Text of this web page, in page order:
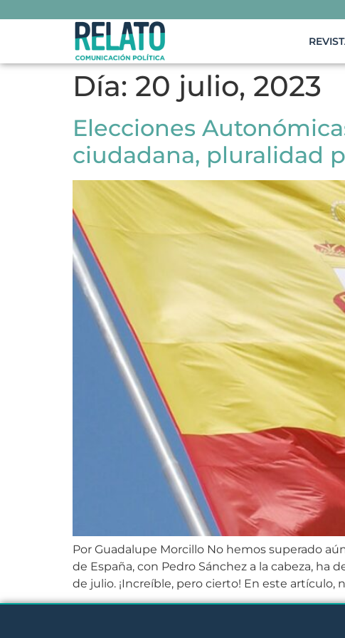
Día: 20 julio, 2023
Elecciones
ciudadana, pluralidad
Por Guadalupe Morcillo No hemos superado
de España, con Pedro Sánchez a la cabeza,
de julio. ¡Increíble, pero cierto! En este artículo,